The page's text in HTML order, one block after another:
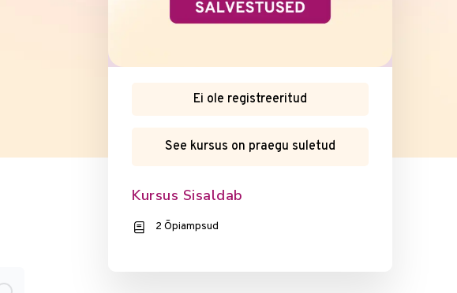
Ei ole registreeritud
See kursus on praegu suletud
Kursus Sisaldab
2 Õpiampsud